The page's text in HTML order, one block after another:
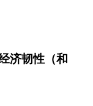
济韧性（和